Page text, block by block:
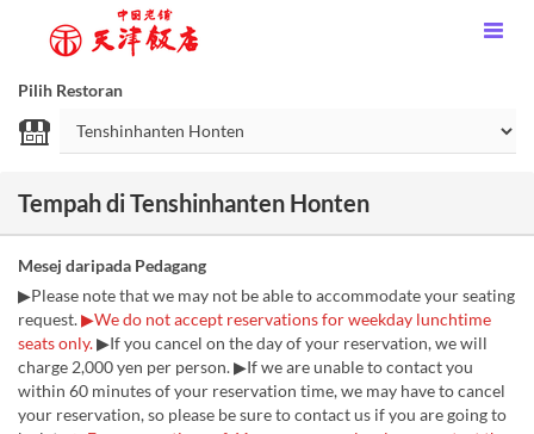
Pilih Restoran
Tempah di Tenshinhanten Honten
Mesej daripada Pedagang
▶Please note that we may not be able to accommodate your seating
request.▶We do not accept reservations for weekday lunchtime
seats only.▶If you cancel on the day of your reservation, we will
charge 2,000 yen per person. ▶If we are unable to contact you
within 60 minutes of your reservation time, we may have to cancel
your reservation, so please be sure to contact us if you are going to